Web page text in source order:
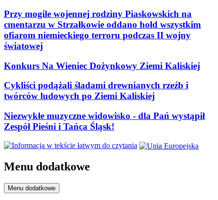
Przy mogile wojennej rodziny Piaskowskich na
cmentarzu w Strzałkowie oddano hołd wszystkim
ofiarom niemieckiego terroru podczas II wojny
światowej
Konkurs Na Wieniec Dożynkowy Ziemi Kaliskiej
Cykliści podążali śladami drewnianych rzeźb i
twórców ludowych po Ziemi Kaliskiej
Niezwykłe muzyczne widowisko - dla Pań wystąpił
Zespół Pieśni i Tańca Śląsk!
Menu dodatkowe
Menu dodatkowe